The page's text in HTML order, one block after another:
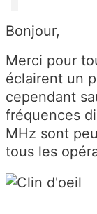
Bonjour,
Merci pour
éclairent un
cependant
fréquences
MHz sont
tous les